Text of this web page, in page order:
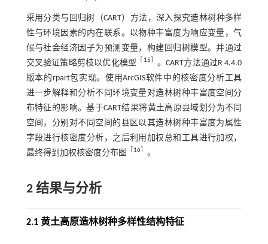
采用分类与回归树（CART）方法，深入探究造林树种多样
性与环境因素的内在联系。以物种丰富度为响应变量，气
候与社会经济因子为预测变量，构建回归树模型。并通过
交叉验证策略剪枝以优化模型
［ 15］ 。CART方法通过R 4.4.0
版本的rpart包实现。使用ArcGIS软件中的核密度分析工具
进一步解释和分析不同环境变量对造林树种丰富度空间分
布特征的影响。基于CART结果将黄土高原县域划分为不同
空间，分别对不同空间的县区以其造林树种丰富度为属性
字段进行核密度分析，之后利用加权总和工具进行加权，
最终得到加权核密度分布图
［16］ 。
2 结果与分析
2.1 黄土高原造林树种多样性结构特征